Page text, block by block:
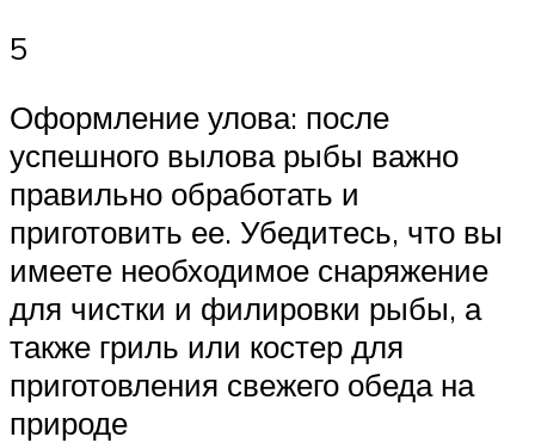
5
Оформление улова: после
успешного вылова рыбы важно
правильно обработать и
приготовить ее. Убедитесь, что вы
имеете необходимое снаряжение
для чистки и филировки рыбы, а
также гриль или костер для
приготовления свежего обеда на
природе